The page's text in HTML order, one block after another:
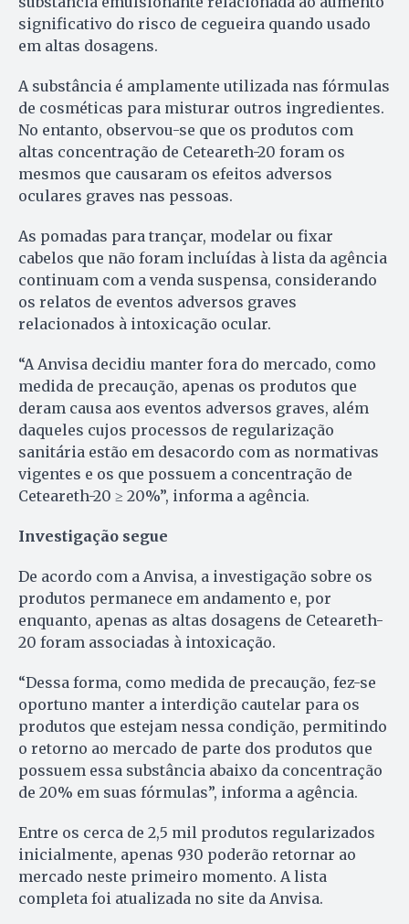
significativo do risco de cegueira quando usado
em altas dosagens.
A substância é amplamente utilizada nas fórmulas
de cosméticas para misturar outros ingredientes.
No entanto, observou-se que os produtos com
altas concentração de Ceteareth-20 foram os
mesmos que causaram os efeitos adversos
oculares graves nas pessoas.
As pomadas para trançar, modelar ou fixar
cabelos que não foram incluídas à lista da agência
continuam com a venda suspensa, considerando
os relatos de eventos adversos graves
relacionados à intoxicação ocular.
“A Anvisa decidiu manter fora do mercado, como
medida de precaução, apenas os produtos que
deram causa aos eventos adversos graves, além
daqueles cujos processos de regularização
sanitária estão em desacordo com as normativas
vigentes e os que possuem a concentração de
Ceteareth-20 ≥ 20%”, informa a agência.
Investigação segue
De acordo com a Anvisa, a investigação sobre os
produtos permanece em andamento e, por
enquanto, apenas as altas dosagens de Ceteareth-
20 foram associadas à intoxicação.
“Dessa forma, como medida de precaução, fez-se
oportuno manter a interdição cautelar para os
produtos que estejam nessa condição, permitindo
o retorno ao mercado de parte dos produtos que
possuem essa substância abaixo da concentração
de 20% em suas fórmulas”, informa a agência.
Entre os cerca de 2,5 mil produtos regularizados
inicialmente, apenas 930 poderão retornar ao
mercado neste primeiro momento. A lista
completa foi atualizada no site da Anvisa.